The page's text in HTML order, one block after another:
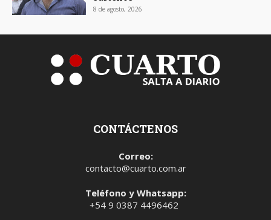
8 de agosto, 2026
CONTÁCTENOS
Correo:
contacto@cuarto.com.ar
Teléfono y Whatsapp:
+54 9 0387 4496462